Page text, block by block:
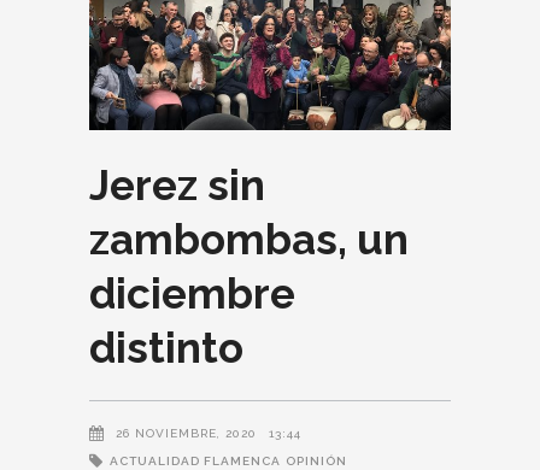
Jerez sin
zambombas, un
diciembre
distinto
26 NOVIEMBRE, 2020 13:44
ACTUALIDAD FLAMENCA OPINIÓN